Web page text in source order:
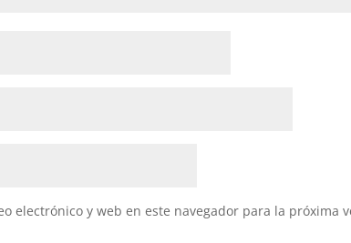
electrónico y web en este navegador para la próxima